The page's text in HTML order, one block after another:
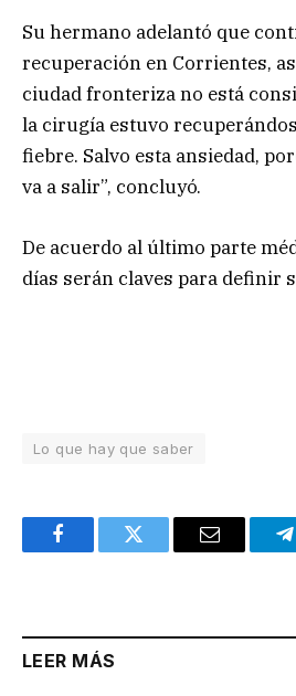
Su hermano adelantó que
recuperación en Corrientes,
ciudad fronteriza no está
la cirugía estuvo
fiebre. Salvo esta ansiedad,
va a salir”, concluyó.
De acuerdo al último parte
días serán claves para definir
Lo que hay que saber
FacebookTwitter Email
LEER MÁS